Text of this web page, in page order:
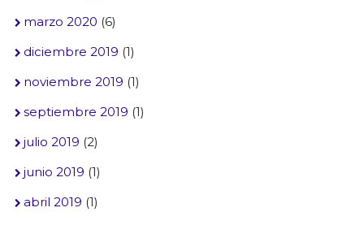
marzo 2020 (6)
diciembre 2019 (1)
noviembre 2019 (1)
septiembre 2019 (1)
julio 2019 (2)
junio 2019 (1)
abril 2019 (1)